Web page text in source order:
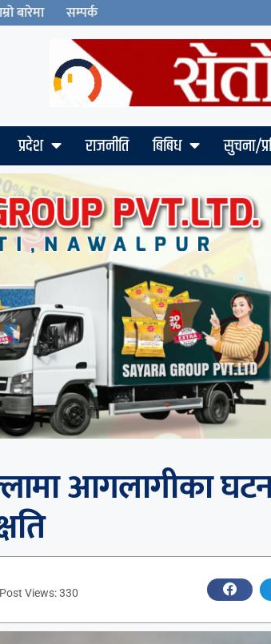
बारेमा सम्पर्क
प्रदेश राजनीति बिबिध सुचना/
आगलागीका
Post Views:330